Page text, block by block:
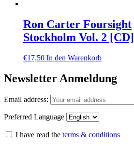
Ron Carter Foursight
Stockholm Vol. 2 [CD]
€17,50 In den Warenkorb
Newsletter Anmeldung
Email address:
Preferred Language
I have read the terms & conditions